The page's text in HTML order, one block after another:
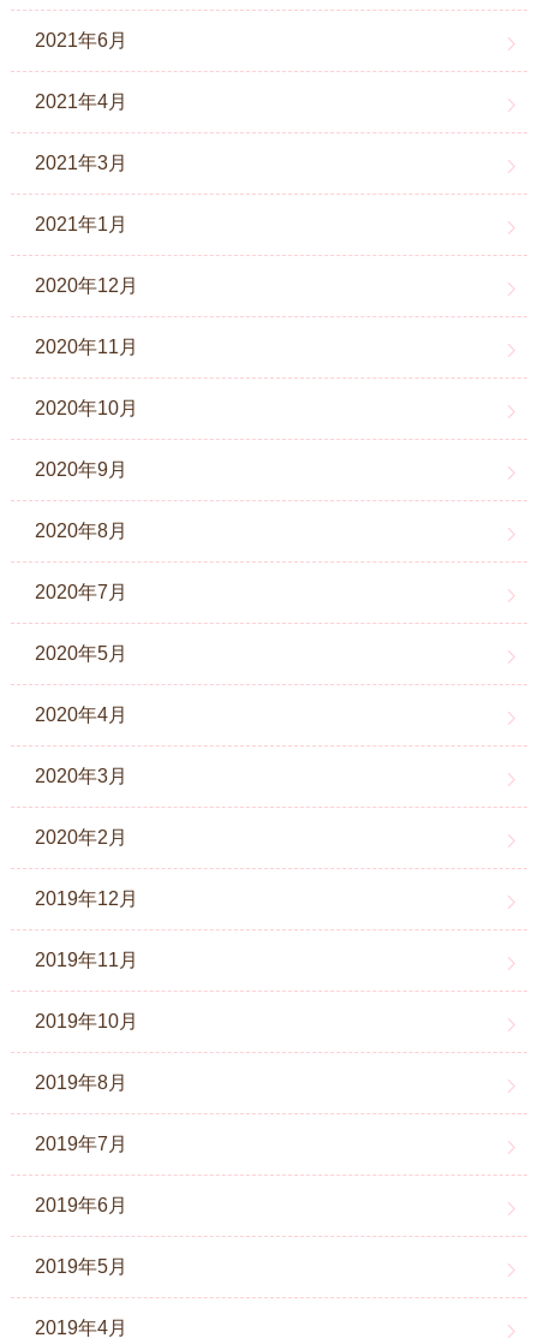
2021年6月
2021年4月
2021年3月
2021年1月
2020年12月
2020年11月
2020年10月
2020年9月
2020年8月
2020年7月
2020年5月
2020年4月
2020年3月
2020年2月
2019年12月
2019年11月
2019年10月
2019年8月
2019年7月
2019年6月
2019年5月
2019年4月